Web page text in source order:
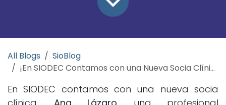
All Blogs
SioBlog
¡En SIODEC Contamos con una Nueva Socia Clínica!
En SIODEC contamos con una nueva socia